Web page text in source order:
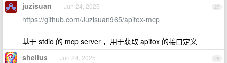
27
juzisuan Jun 24, 2025
https://github.com/Juzisuan965/apifox-mcp
基于 stdio 的 mcp server ，用于获取 apifox 的接口定义
28
shellus Jun 24, 2025